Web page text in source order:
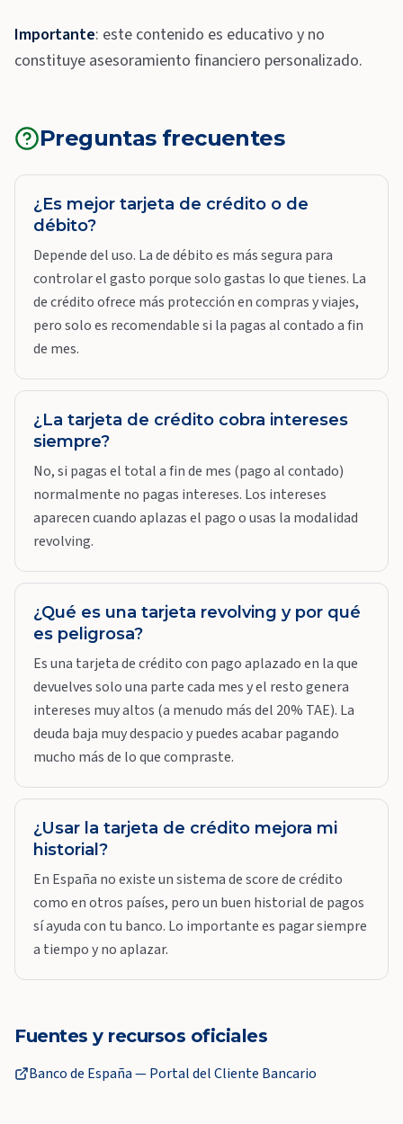
Importante: este contenido es educativo y no
constituye asesoramiento financiero personalizado.
Preguntas frecuentes
¿Es mejor tarjeta de crédito o de
débito?
Depende del uso. La de débito es más segura para
controlar el gasto porque solo gastas lo que tienes. La
de crédito ofrece más protección en compras y viajes,
pero solo es recomendable si la pagas al contado a fin
de mes.
¿La tarjeta de crédito cobra intereses
siempre?
No, si pagas el total a fin de mes (pago al contado)
normalmente no pagas intereses. Los intereses
aparecen cuando aplazas el pago o usas la modalidad
revolving.
¿Qué es una tarjeta revolving y por qué
es peligrosa?
Es una tarjeta de crédito con pago aplazado en la que
devuelves solo una parte cada mes y el resto genera
intereses muy altos (a menudo más del 20% TAE). La
deuda baja muy despacio y puedes acabar pagando
mucho más de lo que compraste.
¿Usar la tarjeta de crédito mejora mi
historial?
En España no existe un sistema de score de crédito
como en otros países, pero un buen historial de pagos
sí ayuda con tu banco. Lo importante es pagar siempre
a tiempo y no aplazar.
Fuentes y recursos oficiales
Banco de España — Portal del Cliente Bancario